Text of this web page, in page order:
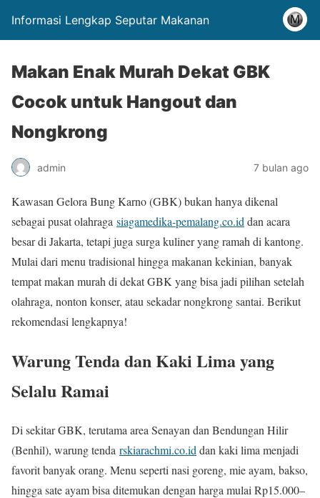
Informasi Lengkap Seputar Makanan
Makan Enak Murah Dekat GBK
Cocok untuk Hangout dan
Nongkrong
admin 7 bulan ago
Kawasan Gelora Bung Karno (GBK) bukan hanya dikenal
sebagai pusat olahraga siagamedika-pemalang.co.id dan acara
besar di Jakarta, tetapi juga surga kuliner yang ramah di kantong.
Mulai dari menu tradisional hingga makanan kekinian, banyak
tempat makan murah di dekat GBK yang bisa jadi pilihan setelah
olahraga, nonton konser, atau sekadar nongkrong santai. Berikut
rekomendasi lengkapnya!
Warung Tenda dan Kaki Lima yang
Selalu Ramai
Di sekitar GBK, terutama area Senayan dan Bendungan Hilir
(Benhil), warung tenda rskiarachmi.co.id dan kaki lima menjadi
favorit banyak orang. Menu seperti nasi goreng, mie ayam, bakso,
hingga sate ayam bisa ditemukan dengan harga mulai Rp15.000–